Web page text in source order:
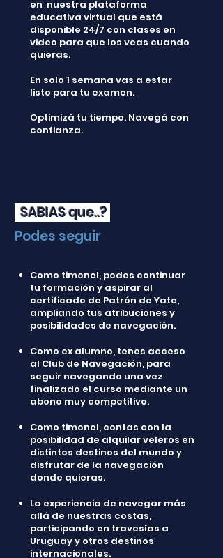
en nuestra plataforma
educativa virtual que está
disponible 24/7 con clases en
video para que los veas cuando
quieras.​
En solo 1 semana vas a estar
listo para tu examen.
Optimizá tu tiempo. Navegá con
confianza.
SABIAS que..?
Podes seguir
Como timonel, podes continuar
tu formación y aspirar al
certificado de Patrón de Yate,
ampliando tus atribuciones y
posibilidades de navegación.
Como ex alumno, tenes acceso
al Club de Navegación, para
seguir navegando una vez
finalizado el curso mediante un
abono muy competitivo.
Como timonel, contas con la
posibilidad de alquilar veleros en
distintos destinos del mundo y
disfrutar de la navegación
donde quieras.
La experiencia de navegar más
allá de nuestras costas,
participando en travesías a
Uruguay y otros destinos
internacionales.